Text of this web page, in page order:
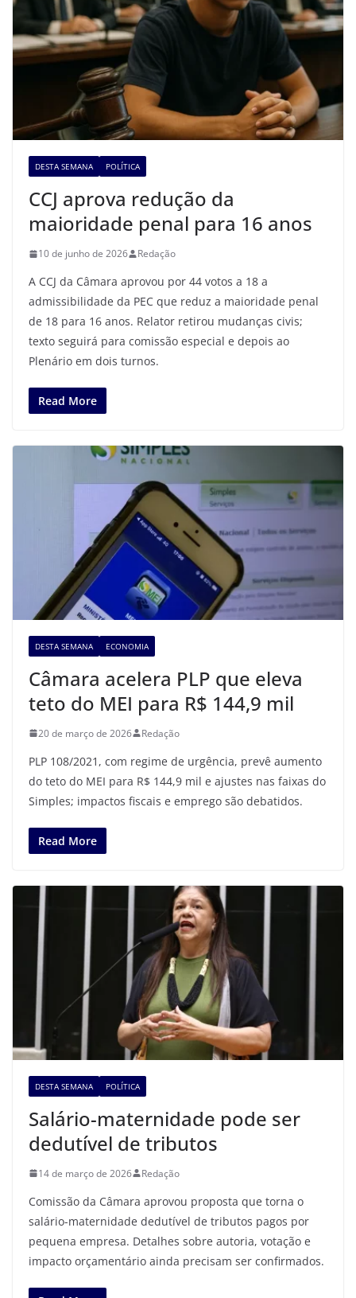
DESTA SEMANA POLÍTICA
CCJ aprova redução da
maioridade penal para 16 anos
10 de junho de 2026 Redação
A CCJ da Câmara aprovou por 44 votos a 18 a
admissibilidade da PEC que reduz a maioridade penal
de 18 para 16 anos. Relator retirou mudanças civis;
texto seguirá para comissão especial e depois ao
Plenário em dois turnos.
Read More
DESTA SEMANA ECONOMIA
Câmara acelera PLP que eleva
teto do MEI para R$ 144,9 mil
20 de março de 2026 Redação
PLP 108/2021, com regime de urgência, prevê aumento
do teto do MEI para R$ 144,9 mil e ajustes nas faixas do
Simples; impactos fiscais e emprego são debatidos.
Read More
DESTA SEMANA POLÍTICA
Salário-maternidade pode ser
dedutível de tributos
14 de março de 2026 Redação
Comissão da Câmara aprovou proposta que torna o
salário-maternidade dedutível de tributos pagos por
pequena empresa. Detalhes sobre autoria, votação e
impacto orçamentário ainda precisam ser confirmados.